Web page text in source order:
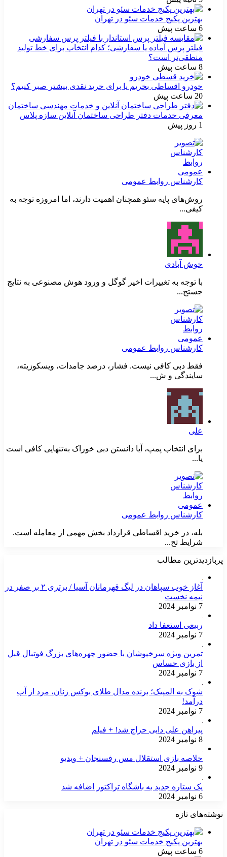
بهترین پکیج خدمات سئو در تهران
6 ساعت پیش
فیلتر پرس آماده یا سفارشی؛ کدام انتخاب برای خط تولید
منطقی‌تر است؟
8 ساعت پیش
خودرو اقساطی بخریم یا برای خرید نقدی بیشتر صبر کنیم؟
20 ساعت پیش
معرفی خدمات دفتر طراحی ساختمان آنلاین سازه پلاس
1 روز پیش
کارشناس روابط عمومی
روش‌های پایه سئو همچنان اهمیت دارند، اما امروزه توجه به
کیفی...
خوش آبادی
با توجه به تغییرات اخیر گوگل و ورود هوش مصنوعی به نتایج
جستج...
کارشناس روابط عمومی
فقط دبی کافی نیست. فشار، درصد جامدات، ویسکوزیته،
سایندگی و ش...
علی
برای انتخاب پمپ، آیا دانستن دبی خوراک به‌تنهایی کافی است
یا...
کارشناس روابط عمومی
بله، در خرید اقساطی قرارداد بخش مهمی از معامله است.
شرایط تح...
پربازدیدترین مطالب
آغاز خوب سپاهان در لیگ قهرمانان آسیا / برتری ۲ بر صفر در
نیمه نخست
7 نوامبر 2024
ربیعی استعفا داد
7 نوامبر 2024
تمرین ویژه سرخپوشان با حضور چهره‌های بزرگ فوتبال قبل
از بازی حساس
7 نوامبر 2024
شوک به المپیک؛ برنده مدال طلای بوکس زنان، مرد از آب
درآمد!
7 نوامبر 2024
پیراهن علی دایی حراج شد! + فیلم
8 نوامبر 2024
خلاصه بازی استقلال مس رفسنجان + ویدیو
9 نوامبر 2024
یک ستاره جدید به باشگاه تراکتور اضافه شد
6 نوامبر 2024
نوشته‌های تازه
بهترین پکیج خدمات سئو در تهران
6 ساعت پیش